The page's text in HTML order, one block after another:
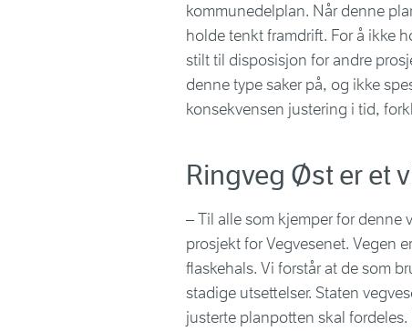
kommunedelplan. Når denne
holde tenkt framdrift. For å ikke
stilt til disposisjon for andre
denne type saker på, og ikke
konsekvensen justering i tid,
Ringveg Øst er et
– Til alle som kjemper for denne
prosjekt for Vegvesenet. Vegen
flaskehals. Vi forstår at de som
stadige utsettelser. Staten
justerte planpotten skal